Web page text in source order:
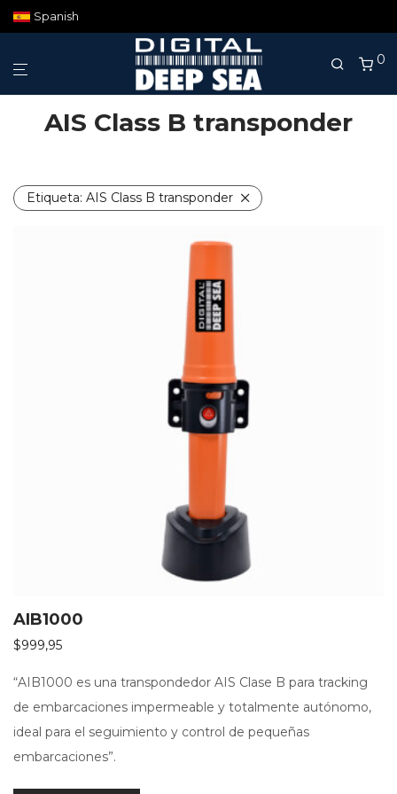
Spanish
0
AIS Class B transponder
Etiqueta: AIS Class B transponder
AIB1000
$999,95
“AIB1000 es una transpondedor AIS Clase B para tracking
de embarcaciones impermeable y totalmente autónomo,
ideal para el seguimiento y control de pequeñas
embarcaciones”.